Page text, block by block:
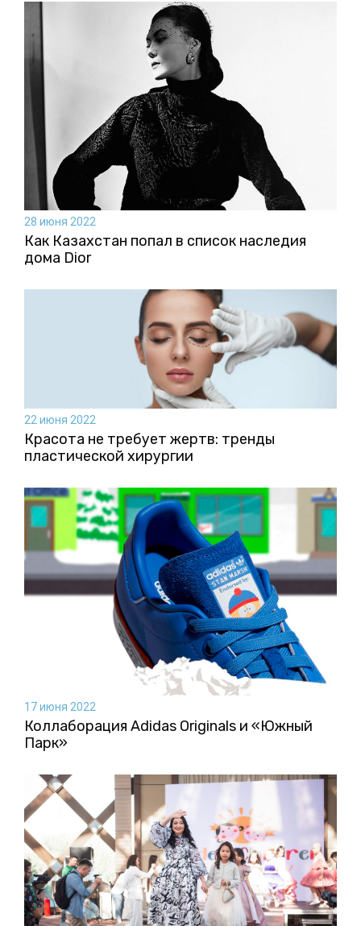
28 июня 2022
Как Казахстан попал в список наследия
дома Dior
22 июня 2022
Красота не требует жертв: тренды
пластической хирургии
17 июня 2022
Коллаборация Аdidas Originals и «Южный
Парк»